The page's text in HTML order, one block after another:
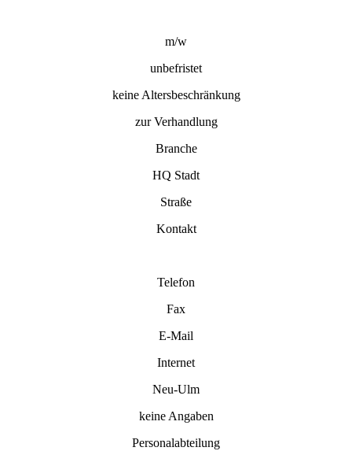
m/w
unbefristet
keine Altersbeschränkung
zur Verhandlung
Branche
HQ Stadt
Straße
Kontakt
Telefon
Fax
E-Mail
Internet
Neu-Ulm
keine Angaben
Personalabteilung